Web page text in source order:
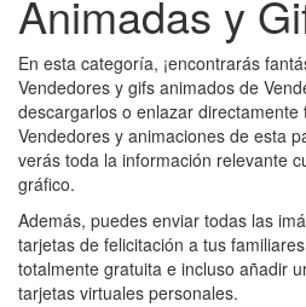
Animadas y
En esta categoría, ¡encontrarás
Vendedores y gifs animados de
descargarlos o enlazar directamente
Vendedores y animaciones de esta
verás toda la información relevante
gráfico.
Además, puedes enviar todas las
tarjetas de felicitación a tus
totalmente gratuita e incluso añadir
tarjetas virtuales personales.